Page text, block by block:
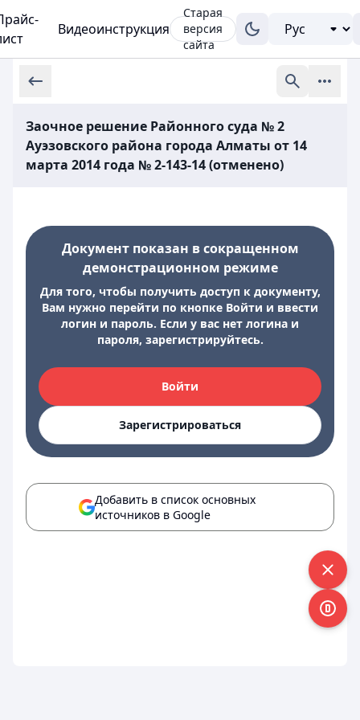
Видеоинструкция
Старая
версия
сайта
Заочное решение Районного суда № 2
Ауэзовского района города Алматы от 14
марта 2014 года № 2-143-14 (отменено)
Документ показан в сокращенном
демонстрационном режиме
Для того, чтобы получить доступ к документу,
Вам нужно перейти по кнопке Войти и ввести
логин и пароль. Если у вас нет логина и
пароля, зарегистрируйтесь.
Войти
Зарегистрироваться
Добавить в список основных
источников в Google